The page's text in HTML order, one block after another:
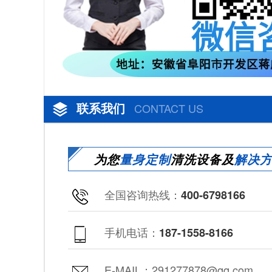
联系我们 CONTACT US
为您量身定制清洗设备及解决
全国咨询热线： 400-6798166
手机电话： 187-1558-8166